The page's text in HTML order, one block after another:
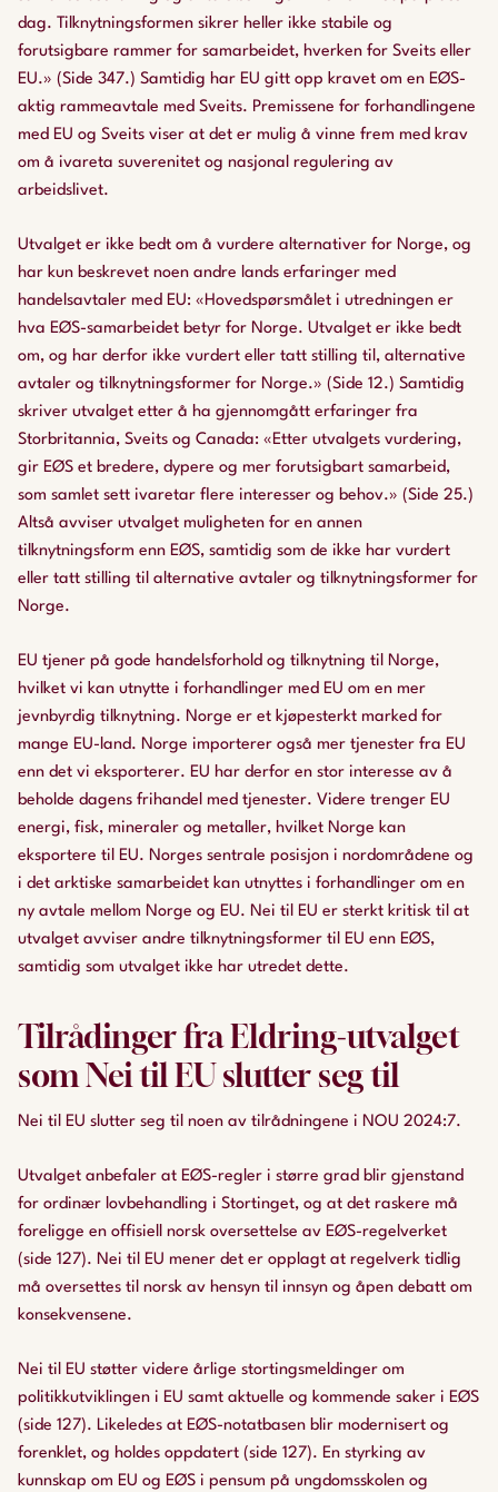
dag. Tilknytningsformen sikrer heller ikke stabile og
forutsigbare rammer for samarbeidet, hverken for Sveits eller
EU.» (Side 347.) Samtidig har EU gitt opp kravet om en EØS-
aktig rammeavtale med Sveits. Premissene for forhandlingene
med EU og Sveits viser at det er mulig å vinne frem med krav
om å ivareta suverenitet og nasjonal regulering av
arbeidslivet.
Utvalget er ikke bedt om å vurdere alternativer for Norge, og
har kun beskrevet noen andre lands erfaringer med
handelsavtaler med EU: «Hovedspørsmålet i utredningen er
hva EØS-samarbeidet betyr for Norge. Utvalget er ikke bedt
om, og har derfor ikke vurdert eller tatt stilling til, alternative
avtaler og tilknytningsformer for Norge.» (Side 12.) Samtidig
skriver utvalget etter å ha gjennomgått erfaringer fra
Storbritannia, Sveits og Canada: «Etter utvalgets vurdering,
gir EØS et bredere, dypere og mer forutsigbart samarbeid,
som samlet sett ivaretar flere interesser og behov.» (Side 25.)
Altså avviser utvalget muligheten for en annen
tilknytningsform enn EØS, samtidig som de ikke har vurdert
eller tatt stilling til alternative avtaler og tilknytningsformer for
Norge.
EU tjener på gode handelsforhold og tilknytning til Norge,
hvilket vi kan utnytte i forhandlinger med EU om en mer
jevnbyrdig tilknytning. Norge er et kjøpesterkt marked for
mange EU-land. Norge importerer også mer tjenester fra EU
enn det vi eksporterer. EU har derfor en stor interesse av å
beholde dagens frihandel med tjenester. Videre trenger EU
energi, fisk, mineraler og metaller, hvilket Norge kan
eksportere til EU. Norges sentrale posisjon i nordområdene og
i det arktiske samarbeidet kan utnyttes i forhandlinger om en
ny avtale mellom Norge og EU. Nei til EU er sterkt kritisk til at
utvalget avviser andre tilknytningsformer til EU enn EØS,
samtidig som utvalget ikke har utredet dette.
Tilrådinger fra Eldring-utvalget
som Nei til EU slutter seg til
Nei til EU slutter seg til noen av tilrådningene i NOU 2024:7.
Utvalget anbefaler at EØS-regler i større grad blir gjenstand
for ordinær lovbehandling i Stortinget, og at det raskere må
foreligge en offisiell norsk oversettelse av EØS-regelverket
(side 127). Nei til EU mener det er opplagt at regelverk tidlig
må oversettes til norsk av hensyn til innsyn og åpen debatt om
konsekvensene.
Nei til EU støtter videre årlige stortingsmeldinger om
politikkutviklingen i EU samt aktuelle og kommende saker i EØS
(side 127). Likeledes at EØS-notatbasen blir modernisert og
forenklet, og holdes oppdatert (side 127). En styrking av
kunnskap om EU og EØS i pensum på ungdomsskolen og